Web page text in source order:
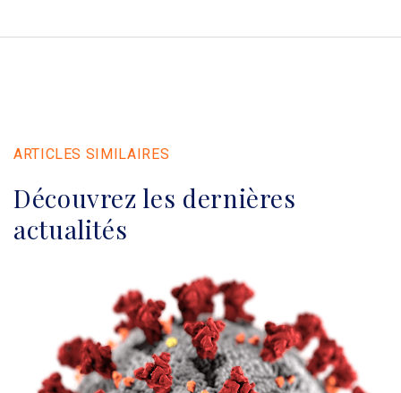
ARTICLES SIMILAIRES
Découvrez les dernières
actualités